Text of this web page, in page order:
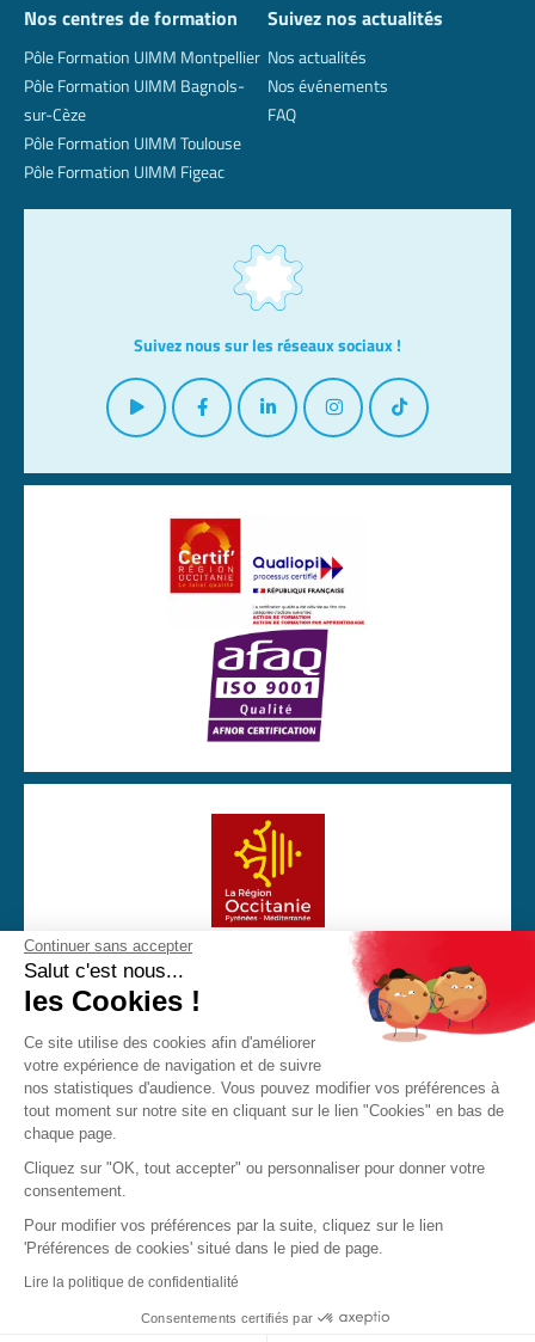
Continuer sans accepter
Salut c'est nous...
les Cookies !
Ce site utilise des cookies afin d'améliorer
votre expérience de navigation et de suivre
nos statistiques d'audience. Vous pouvez modifier vos préférences à
tout moment sur notre site en cliquant sur le lien "Cookies" en bas de
chaque page.
Cliquez sur "OK, tout accepter" ou personnaliser pour donner votre
consentement.
Pour modifier vos préférences par la suite, cliquez sur le lien
'Préférences de cookies' situé dans le pied de page.
Lire la politique de confidentialité
Consentements certifiés par
JPO Brochure
Nos centres de formation
Pôle Formation UIMM Montpellier
Pôle Formation UIMM Bagnols-
sur-Cèze
Pôle Formation UIMM Toulouse
Pôle Formation UIMM Figeac
Suivez nos actualités
Nos actualités
Nos événements
FAQ
Avec la participation financière de la Région Occitanie
Suivez nous sur les réseaux sociaux !
CGU Mentions Légales
Politique de confidentialité
Cookies
Made with love by Visions Nouvelles 2023 ! Dernière mise